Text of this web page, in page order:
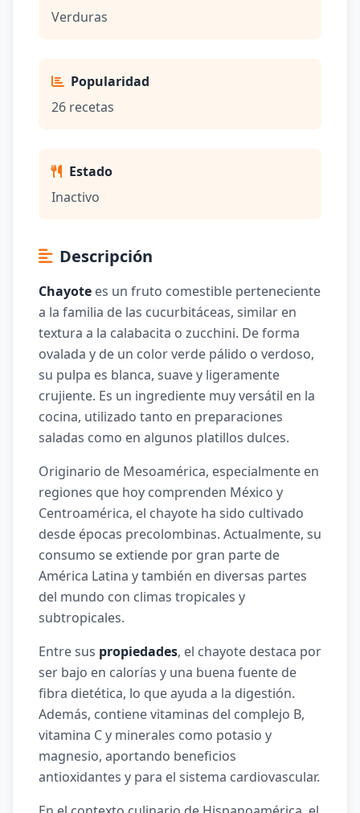
Verduras
Popularidad
26 recetas
Estado
Inactivo
Descripción
Chayote es un fruto comestible perteneciente
a la familia de las cucurbitáceas, similar en
textura a la calabacita o zucchini. De forma
ovalada y de un color verde pálido o verdoso,
su pulpa es blanca, suave y ligeramente
crujiente. Es un ingrediente muy versátil en la
cocina, utilizado tanto en preparaciones
saladas como en algunos platillos dulces.
Originario de Mesoamérica, especialmente en
regiones que hoy comprenden México y
Centroamérica, el chayote ha sido cultivado
desde épocas precolombinas. Actualmente, su
consumo se extiende por gran parte de
América Latina y también en diversas partes
del mundo con climas tropicales y
subtropicales.
Entre sus propiedades, el chayote destaca por
ser bajo en calorías y una buena fuente de
fibra dietética, lo que ayuda a la digestión.
Además, contiene vitaminas del complejo B,
vitamina C y minerales como potasio y
magnesio, aportando beneficios
antioxidantes y para el sistema cardiovascular.